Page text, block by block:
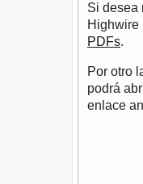
Si desea
Highwire
PDFs.
Por otro
podrá
enlace